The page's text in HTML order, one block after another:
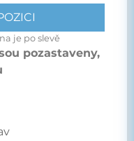
je po slevě
pozastaveny,